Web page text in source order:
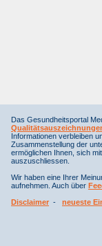
Das Gesundheitsportal
Informationen verbleiben
Zusammenstellung der
ermöglichen Ihnen, sich
auszuschliessen.
Wir haben eine Ihrer
aufnehmen. Auch über
Disclaimer - neueste